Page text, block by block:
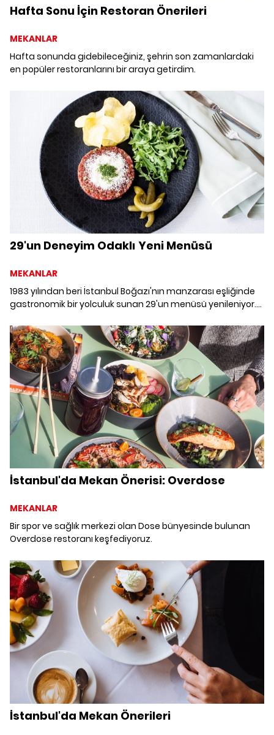
Hafta Sonu İçin Restoran Önerileri
MEKANLAR
Hafta sonunda gidebileceğiniz, şehrin son zamanlardaki
en popüler restoranlarını bir araya getirdim.
29'un Deneyim Odaklı Yeni Menüsü
MEKANLAR
1983 yılından beri İstanbul Boğazı'nın manzarası eşliğinde
gastronomik bir yolculuk sunan 29'un menüsü yenileniyor.
deneyim odaklı yeni menüsü, global ve lokal lezzetleri
deneysellikle buluşturuyor.
İstanbul'da Mekan Önerisi: Overdose
MEKANLAR
Bir spor ve sağlık merkezi olan Dose bünyesinde bulunan
Overdose restoranı keşfediyoruz.
İstanbul'da Mekan Önerileri